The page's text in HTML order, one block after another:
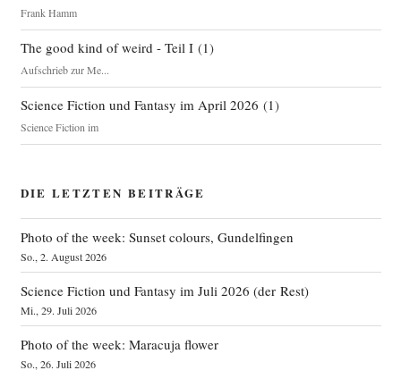
Frank Hamm
The good kind of weird - Teil I(1)
Aufschrieb zur Me...
Science Fiction und Fantasy im April 2026 (1)
Science Fiction im
DIE LETZTEN BEITRÄGE
Photo of the week: Sunset colours, Gundelfingen
So., 2. August 2026
Science Fiction und Fantasy im Juli 2026 (der Rest)
Mi., 29. Juli 2026
Photo of the week: Maracuja flower
So., 26. Juli 2026